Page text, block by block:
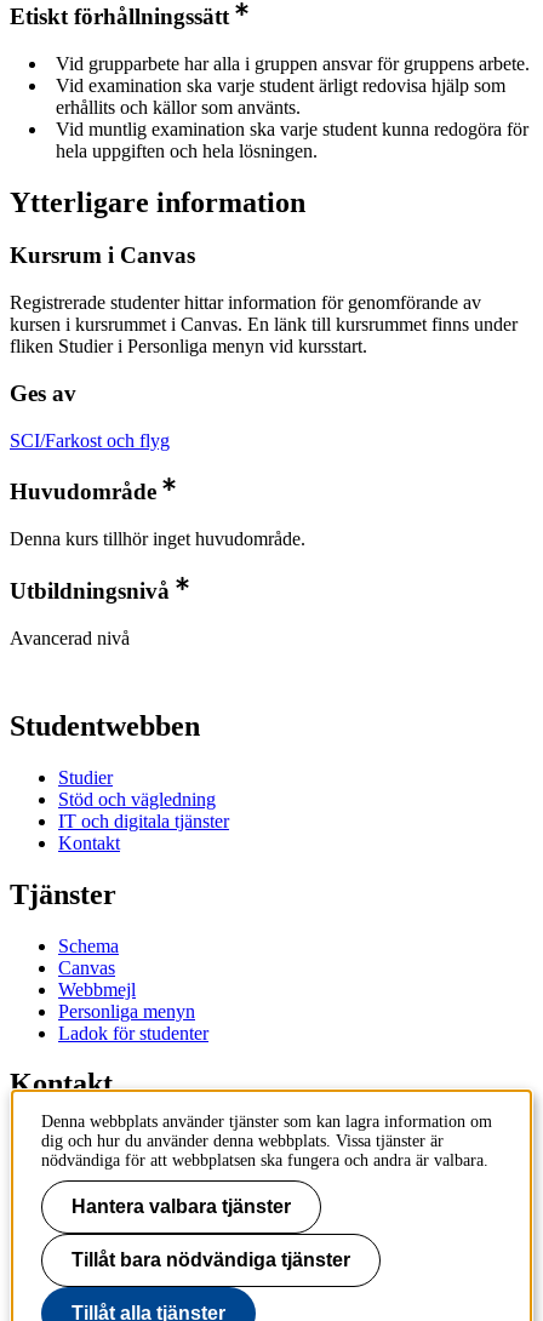
Etiskt förhållningssätt
Vid grupparbete har alla i gruppen ansvar för gruppens arbete.
Vid examination ska varje student ärligt redovisa hjälp som
erhållits och källor som använts.
Vid muntlig examination ska varje student kunna redogöra för
hela uppgiften och hela lösningen.
Ytterligare information
Kursrum i Canvas
Registrerade studenter hittar information för genomförande av
kursen i kursrummet i Canvas. En länk till kursrummet finns under
fliken Studier i Personliga menyn vid kursstart.
Ges av
SCI/Farkost och flyg
Huvudområde
Denna kurs tillhör inget huvudområde.
Utbildningsnivå
Avancerad nivå
Studentwebben
Studier
Stöd och vägledning
IT och digitala tjänster
Kontakt
Tjänster
Schema
Canvas
Webbmejl
Personliga menyn
Ladok för studenter
Kontakt
Kontakta utbildningsprogram
Kontakta kurs
IT-support
KTH Entré
KTH
100 44 Stockholm
+46 8 790 60 00
Denna webbplats använder tjänster som kan lagra information om
dig och hur du använder denna webbplats. Vissa tjänster är
nödvändiga för att webbplatsen ska fungera och andra är valbara.
Hantera valbara tjänster
Tillåt bara nödvändiga tjänster
Tillåt alla tjänster